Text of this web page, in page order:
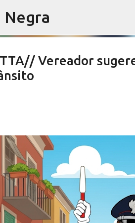
Negra
Vereadores
SERRA NEGRA NOTÍCIAS SERRA
Vereador